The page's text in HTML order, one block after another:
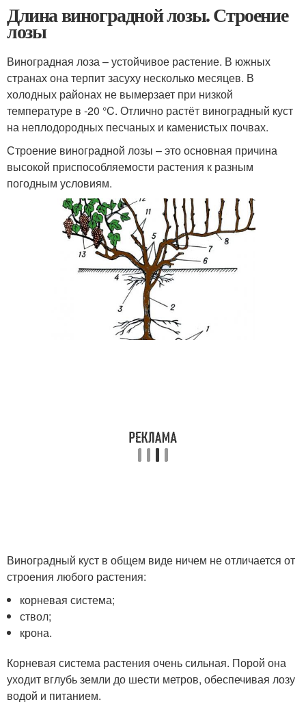
Длина виноградной лозы. Строение
лозы
Виноградная лоза – устойчивое растение. В южных
странах она терпит засуху несколько месяцев. В
холодных районах не вымерзает при низкой
температуре в -20 °C. Отлично растёт виноградный куст
на неплодородных песчаных и каменистых почвах.
Строение виноградной лозы – это основная причина
высокой приспособляемости растения к разным
погодным условиям.
Виноградный куст в общем виде ничем не отличается от
строения любого растения:
корневая система;
ствол;
крона.
Корневая система растения очень сильная. Порой она
уходит вглубь земли до шести метров, обеспечивая лозу
водой и питанием.